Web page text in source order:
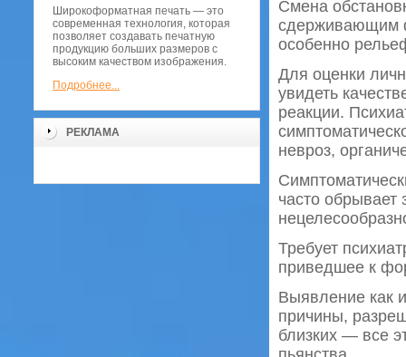
Широкоформатная печать — это
современная технология, которая
позволяет создавать печатную
продукцию больших размеров с
высоким качеством изображения.
Подробнее...
РЕКЛАМА
Смена
сдерживающим
особенно
Для оценки
увидеть
реакции.
невроз,
часто обрывает
Требует
приведшее к
Выявление как
причины,
близких — все